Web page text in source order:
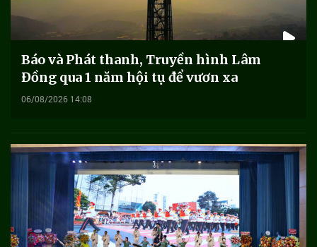
Báo và Phát thanh, Truyền hình Lâm
Đồng qua 1 năm hội tụ để vươn xa
06/08/2026 14:08